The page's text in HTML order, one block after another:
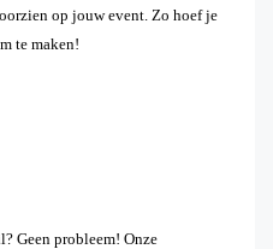
op jouw event. Zo hoef je
te maken!
Geen probleem! Onze